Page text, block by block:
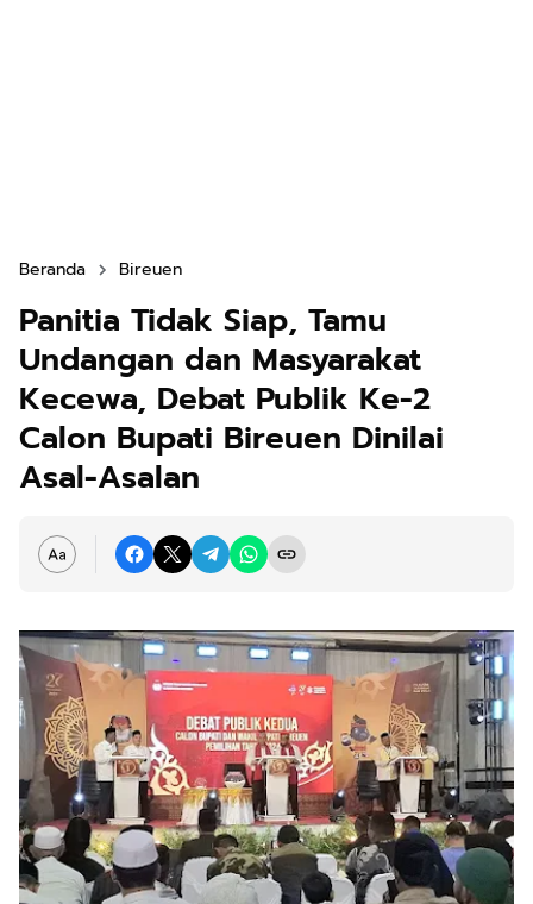
Beranda Bireuen
Panitia Tidak Siap, Tamu
Undangan dan Masyarakat
Kecewa, Debat Publik Ke-2
Calon Bupati Bireuen Dinilai
Asal-Asalan